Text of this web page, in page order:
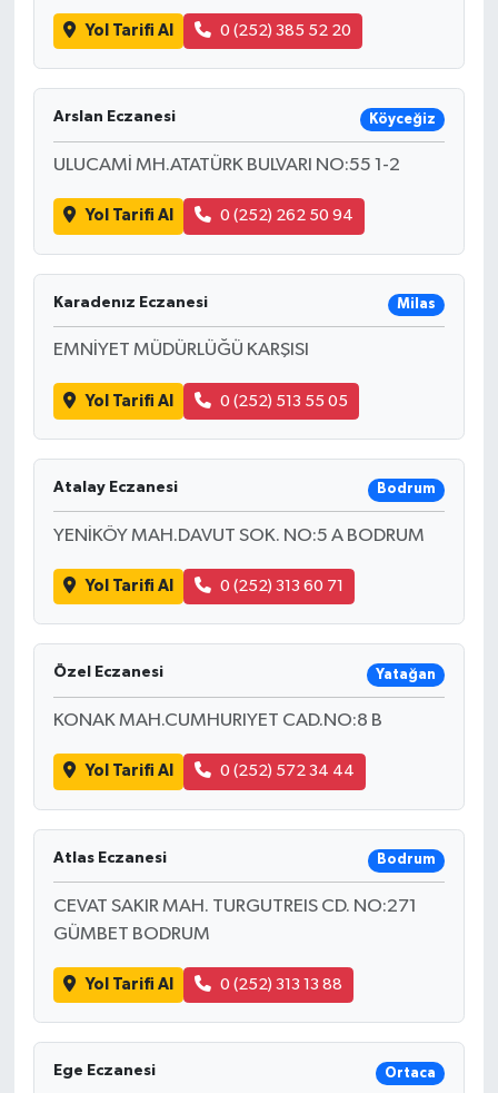
Yol Tarifi Al 0 (252) 385 52 20
Arslan Eczanesi Köyceğiz
ULUCAMİ MH.ATATÜRK BULVARI NO:55 1-2
Yol Tarifi Al 0 (252) 262 50 94
Karadenız Eczanesi Milas
EMNİYET MÜDÜRLÜĞÜ KARŞISI
Yol Tarifi Al 0 (252) 513 55 05
Atalay Eczanesi Bodrum
YENİKÖY MAH.DAVUT SOK. NO:5 A BODRUM
Yol Tarifi Al 0 (252) 313 60 71
Özel Eczanesi Yatağan
KONAK MAH.CUMHURIYET CAD.NO:8 B
Yol Tarifi Al 0 (252) 572 34 44
Atlas Eczanesi Bodrum
CEVAT SAKIR MAH. TURGUTREIS CD. NO:271
GÜMBET BODRUM
Yol Tarifi Al 0 (252) 313 13 88
Ege Eczanesi Ortaca